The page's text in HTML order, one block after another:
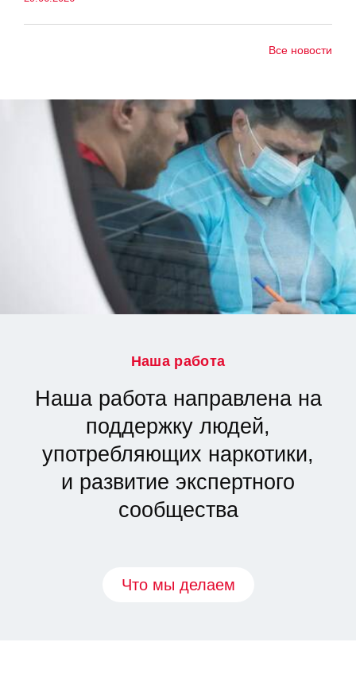
Все новости
Наша работа
Наша работа направлена на
поддержку людей,
употребляющих наркотики,
и развитие экспертного
сообщества
Что мы делаем